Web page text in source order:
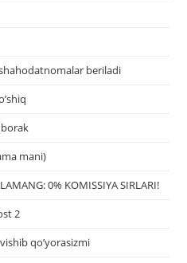
beriladi
mani)
0% KOMISSIYA SIRLARI!
2
qo’yorasizmi